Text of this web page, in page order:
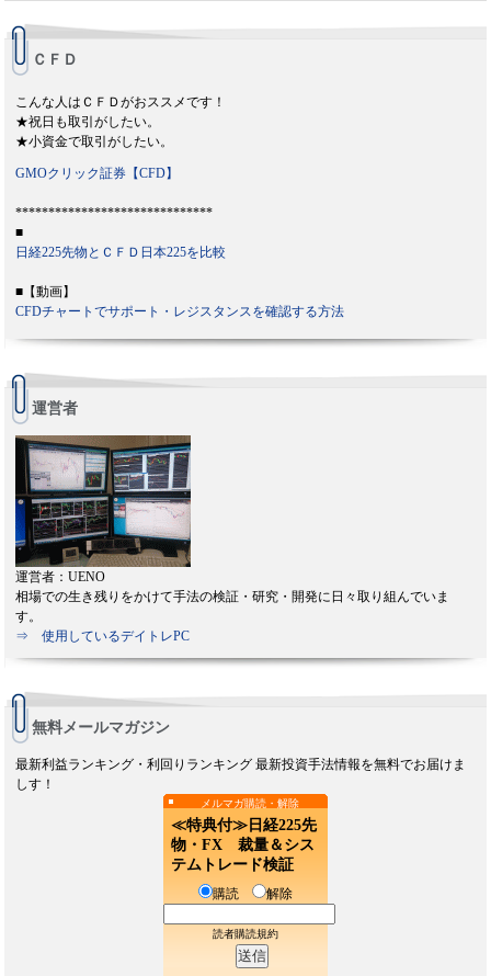
ＣＦＤ
こんな人はＣＦＤがおススメです！
★祝日も取引がしたい。
★小資金で取引がしたい。
GMOクリック証券【CFD】
******************************
■
日経225先物とＣＦＤ日本225を比較
■【動画】
CFDチャートでサポート・レジスタンスを確認する方法
運営者
運営者：UENO
相場での生き残りをかけて手法の検証・研究・開発に日々取り組んでいま
す。
⇒ 使用しているデイトレPC
無料メールマガジン
最新利益ランキング・利回りランキング 最新投資手法情報を無料でお届けま
しす！
メルマガ購読・解除
≪特典付≫日経225先
物・FX 裁量＆シス
テムトレード検証
購読 解除
読者購読規約